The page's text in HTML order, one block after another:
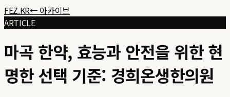
FEZ.KR← 아카이브
ARTICLE
마곡 한약, 효능과 안전을 위한 현
명한 선택 기준: 경희온생한의원